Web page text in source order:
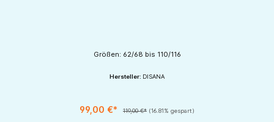
Größen: 62/68 bis 110/116
Hersteller: DISANA
99,00 €* 119,00 €* (16.81% gespart)